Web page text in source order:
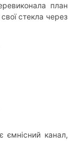
план
стекла через
канал,